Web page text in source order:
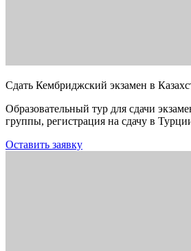
Сдать Кембриджский экзамен в
Образовательный тур для сдачи
группы, регистрация на сдачу в
Оставить заявку